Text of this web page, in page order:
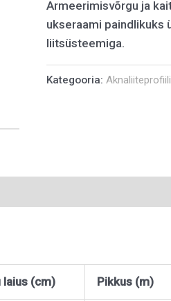
Armeerimisvõrgu ja
ukseraami paindlikuks
liitsüsteemiga.
Kategooria:
laius (cm) Pikkus (m)